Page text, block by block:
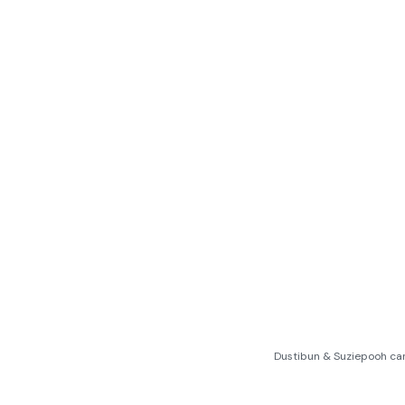
Dustibun & Suziepooh